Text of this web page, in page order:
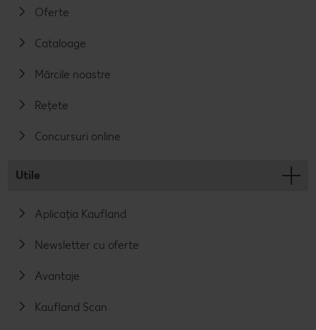
Oferte
Cataloage
Mărcile noastre
Rețete
Concursuri online
Utile
Aplicația Kaufland
Newsletter cu oferte
Avantaje
Kaufland Scan